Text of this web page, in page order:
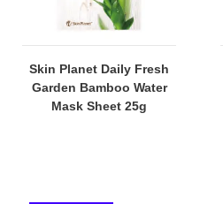
Skin Planet Daily Fresh
Garden Bamboo Water
Mask Sheet 25g